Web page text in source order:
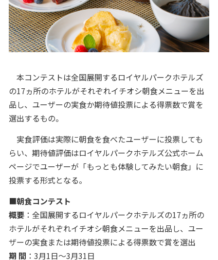
本コンテストは全国展開するロイヤルパークホテルズ
の17ヵ所のホテルがそれぞれイチオシ朝食メニューを出
品し、ユーザーの実食か期待値投票による得票数で賞を
選出するもの。
実食評価は実際に朝食を食べたユーザーに投票しても
らい、期待値評価はロイヤルパークホテルズ公式ホーム
ページでユーザーが「もっとも体験してみたい朝食」に
投票する形式となる。
■朝食コンテスト
概要：全国展開するロイヤルパークホテルズの17ヵ所の
ホテルがそれぞれイチオシ朝食メニューを出品し、ユー
ザーの実食または期待値投票による得票数で賞を選出
期 間 ：3月1日～3月31日